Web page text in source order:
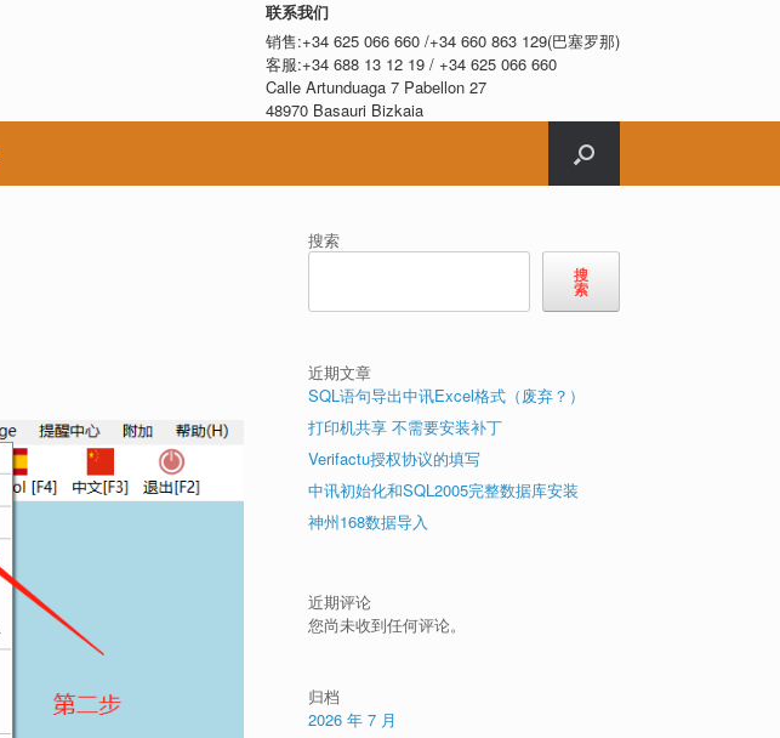
联系我们
销售:+34 625 066 660 /+34 660 863 129(巴塞罗那)
客服:+34 688 13 12 19 / +34 625 066 660
Calle Artunduaga 7 Pabellon 27
48970 Basauri Bizkaia
搜索
搜
索
近期文章
SQL语句导出中讯Excel格式（废弃？）
打印机共享 不需要安装补丁
Verifactu授权协议的填写
中讯初始化和SQL2005完整数据库安装
神州168数据导入
近期评论
您尚未收到任何评论。
归档
2026 年 7 月